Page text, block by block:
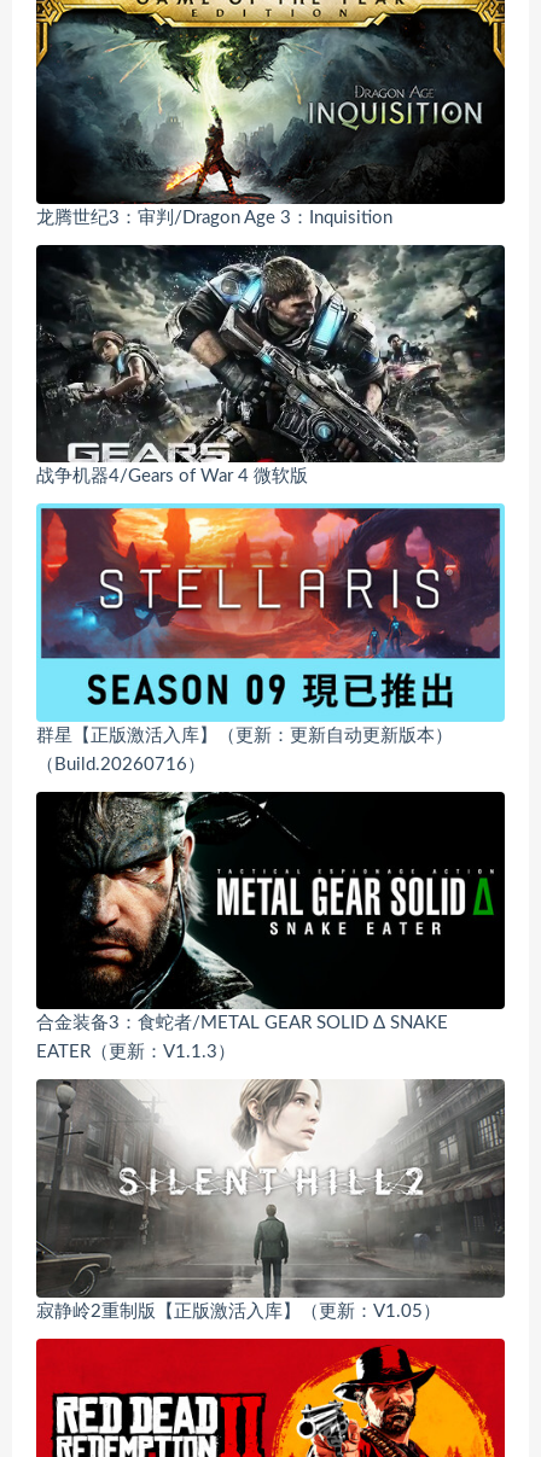
龙腾世纪3：审判/Dragon Age 3：Inquisition
战争机器4/Gears of War 4 微软版
群星【正版激活入库】（更新：更新自动更新版本）
（Build.20260716）
合金装备3：食蛇者/METAL GEAR SOLID Δ SNAKE
EATER（更新：V1.1.3）
寂静岭2重制版【正版激活入库】（更新：V1.05）